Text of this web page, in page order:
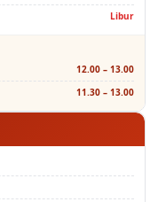
Libur
12.00 – 13.00
11.30 – 13.00